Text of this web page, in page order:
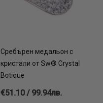
Сребърен медальон с
кристали от Sw® Crystal
Botique
€51.10 / 99.94лв.